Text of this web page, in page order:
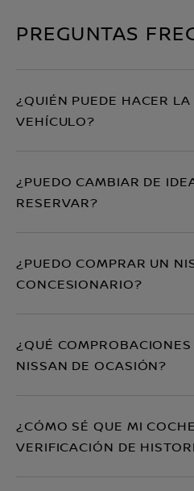
PREGUNTAS
¿QUIÉN PUEDE HACER
VEHÍCULO?
¿PUEDO CAMBIAR DE
RESERVAR?
¿PUEDO COMPRAR UN
CONCESIONARIO?
¿QUÉ
NISSAN DE OCASIÓN?
¿CÓMO SÉ QUE MI
VERIFICACIÓN DE